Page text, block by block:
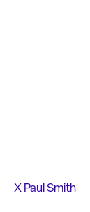
X Paul Smith